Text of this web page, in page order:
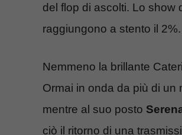
del flop di ascolti. Lo show
raggiungono a stento il 2%.
Nemmeno la brillante
Ormai in onda da più di un
mentre al suo posto
ciò il ritorno di una